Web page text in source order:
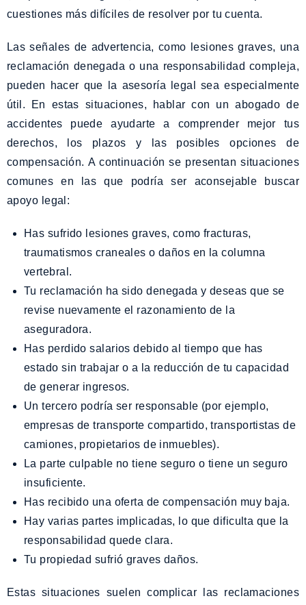
cuestiones más difíciles de resolver por tu cuenta.
Las señales de advertencia, como lesiones graves, una
reclamación denegada o una responsabilidad compleja,
pueden hacer que la asesoría legal sea especialmente
útil. En estas situaciones, hablar con un abogado de
accidentes puede ayudarte a comprender mejor tus
derechos, los plazos y las posibles opciones de
compensación. A continuación se presentan situaciones
comunes en las que podría ser aconsejable buscar
apoyo legal:
Has sufrido lesiones graves, como fracturas,
traumatismos craneales o daños en la columna
vertebral.
Tu reclamación ha sido denegada y deseas que se
revise nuevamente el razonamiento de la
aseguradora.
Has perdido salarios debido al tiempo que has
estado sin trabajar o a la reducción de tu capacidad
de generar ingresos.
Un tercero podría ser responsable (por ejemplo,
empresas de transporte compartido, transportistas de
camiones, propietarios de inmuebles).
La parte culpable no tiene seguro o tiene un seguro
insuficiente.
Has recibido una oferta de compensación muy baja.
Hay varias partes implicadas, lo que dificulta que la
responsabilidad quede clara.
Tu propiedad sufrió graves daños.
Estas situaciones suelen complicar las reclamaciones